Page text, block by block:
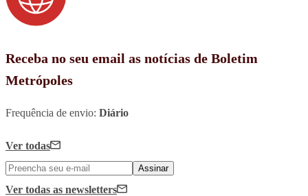
Receba no seu email as notícias de Boletim
Metrópoles
Frequência de envio: Diário
Ver todas
Assinar
Ver todas as newsletters